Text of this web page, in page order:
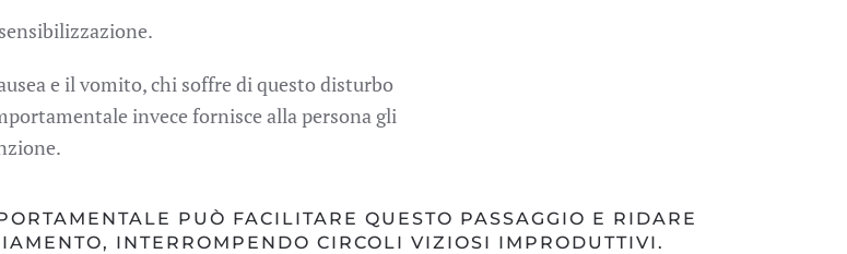
e il vomito, chi soffre di questo disturbo
invece fornisce alla persona gli
PUÒ FACILITARE QUESTO PASSAGGIO E RIDARE
INTERROMPENDO CIRCOLI VIZIOSI IMPRODUTTIVI.